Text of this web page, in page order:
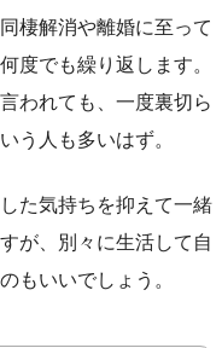
棲解消や離婚に至って
度でも繰り返します。
われても、一度裏切ら
う人も多いはず。
た気持ちを抑えて一緒
が、別々に生活して自
もいいでしょう。